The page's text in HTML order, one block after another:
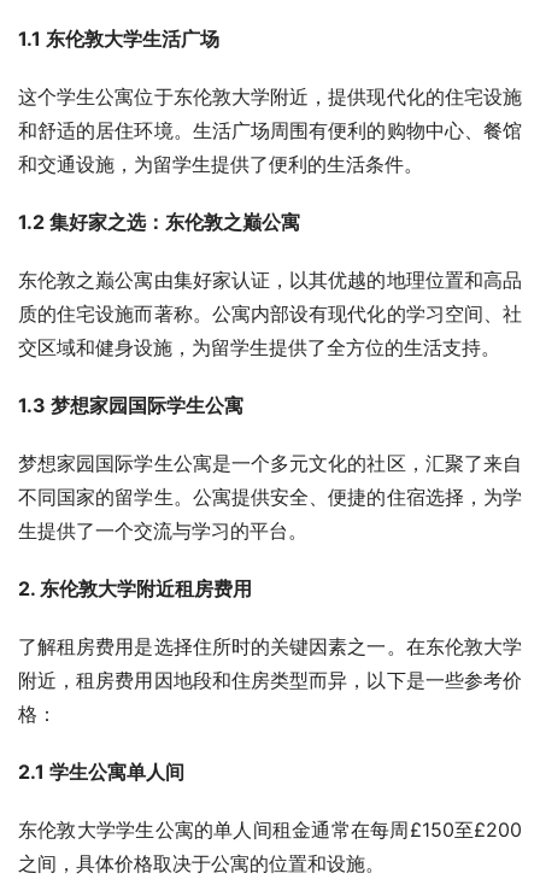
1.1 东伦敦大学生活广场
这个学生公寓位于东伦敦大学附近，提供现代化的住宅设施
和舒适的居住环境。生活广场周围有便利的购物中心、餐馆
和交通设施，为留学生提供了便利的生活条件。
1.2 集好家之选：东伦敦之巅公寓
东伦敦之巅公寓由集好家认证，以其优越的地理位置和高品
质的住宅设施而著称。公寓内部设有现代化的学习空间、社
交区域和健身设施，为留学生提供了全方位的生活支持。
1.3 梦想家园国际学生公寓
梦想家园国际学生公寓是一个多元文化的社区，汇聚了来自
不同国家的留学生。公寓提供安全、便捷的住宿选择，为学
生提供了一个交流与学习的平台。
2. 东伦敦大学附近租房费用
了解租房费用是选择住所时的关键因素之一。在东伦敦大学
附近，租房费用因地段和住房类型而异，以下是一些参考价
格：
2.1 学生公寓单人间
东伦敦大学学生公寓的单人间租金通常在每周£150至£200
之间，具体价格取决于公寓的位置和设施。